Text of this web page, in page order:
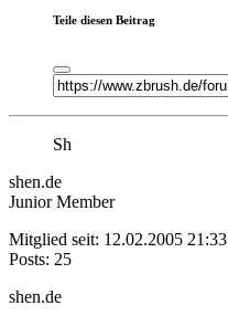
Teile diesen Beitrag
Sh
shen.de
Junior Member
Mitglied seit: 12.02.2005 21:33
Posts: 25
shen.de